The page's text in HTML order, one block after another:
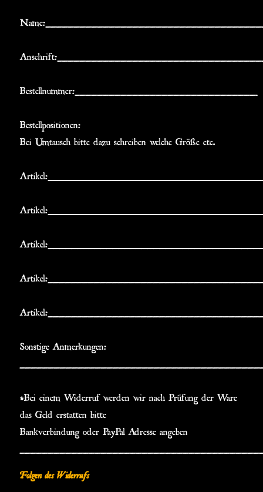
Bestellnummer:_______________________________
Bestellpositionen:
Bei Umtausch bitte dazu schreiben welche Größe etc.
Sonstige Anmerkungen:
*Bei einem Widerruf werden wir nach Prüfung der Ware
das Geld erstatten bitte
Bankverbindung oder PayPal Adresse angeben
Folgen des Widerrufs